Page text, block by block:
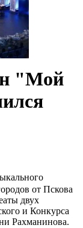
"Мой
от Пскова
двух
и Конкурса
Рахманинова.